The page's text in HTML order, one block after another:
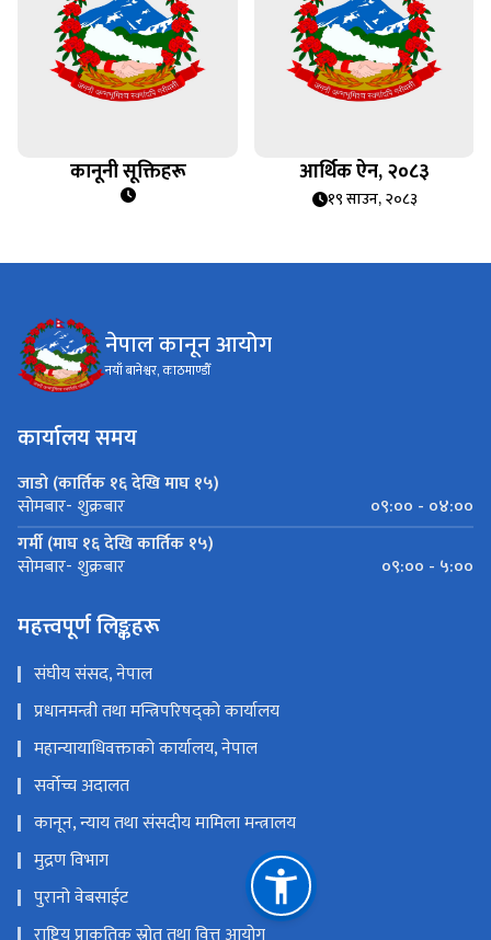
कानूनी सूक्तिहरू आर्थिक ऐन, २०८३
१९ साउन, २०८३
नेपाल कानून आयोग
नयाँ बानेश्वर, काठमाण्डौँ
कार्यालय समय
जाडो (कार्तिक १६ देखि माघ १५)
सोमबार- शुक्रबार
०९:०० - ०४:००
गर्मी (माघ १६ देखि कार्तिक १५)
सोमबार- शुक्रबार ०९:०० - ५:००
महत्त्वपूर्ण लिङ्कहरू
संघीय संसद, नेपाल
प्रधानमन्त्री तथा मन्त्रिपरिषद्को कार्यालय
महान्यायाधिवक्ताको कार्यालय, नेपाल
सर्वोच्च अदालत
कानून, न्याय तथा संसदीय मामिला मन्त्रालय
मुद्रण विभाग
पुरानो वेबसाईट